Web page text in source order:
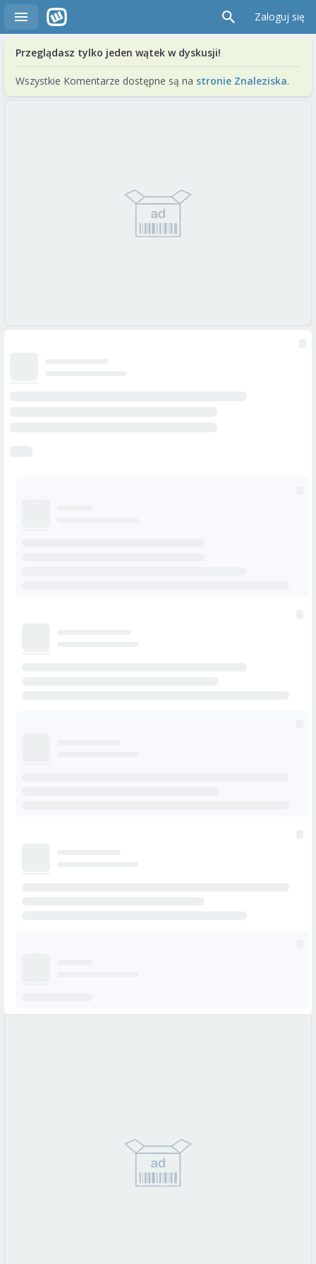
Zaloguj się
Przeglądasz tylko jeden wątek w dyskusji!
Wszystkie Komentarze dostępne są na stronie Znaleziska.